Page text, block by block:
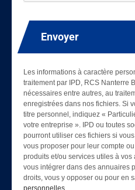
Envoyer
Les informations à caractère
traitement par IPD, RCS Nanterre
nécessaires entre autres, au
enregistrées dans nos fichiers. Si
titre personnel, indiquez «
votre entreprise ». IPD ou toutes
pourront utiliser ces fichiers si
vous proposer pour leur compte
produits et/ou services utiles à
vous intégrer dans des annuaires
droits, vous y opposer ou pour en
personnelles